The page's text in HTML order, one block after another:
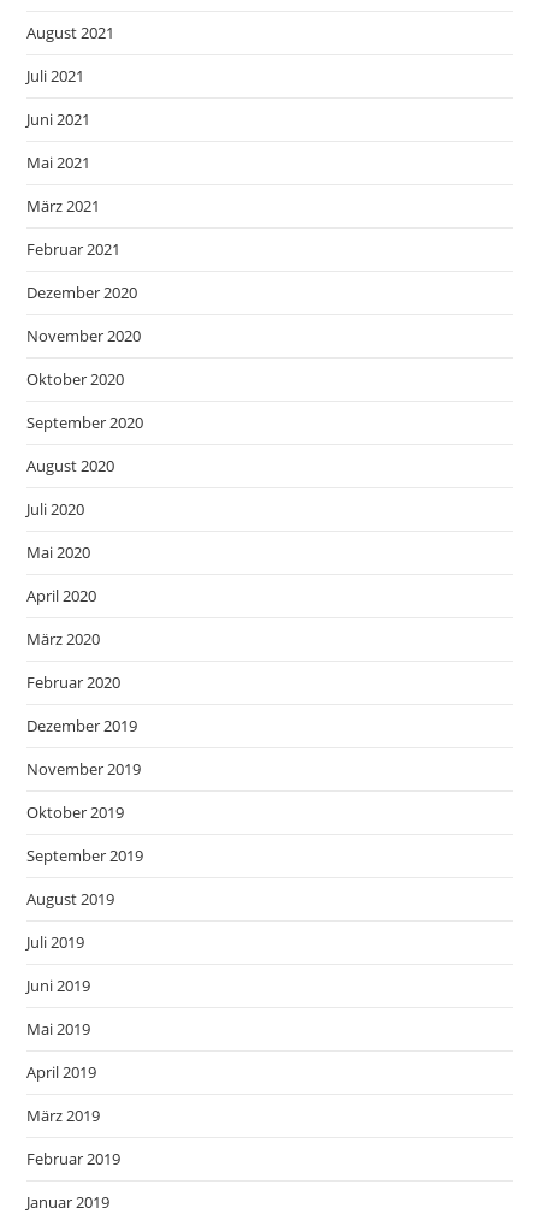
August 2021
Juli 2021
Juni 2021
Mai 2021
März 2021
Februar 2021
Dezember 2020
November 2020
Oktober 2020
September 2020
August 2020
Juli 2020
Mai 2020
April 2020
März 2020
Februar 2020
Dezember 2019
November 2019
Oktober 2019
September 2019
August 2019
Juli 2019
Juni 2019
Mai 2019
April 2019
März 2019
Februar 2019
Januar 2019